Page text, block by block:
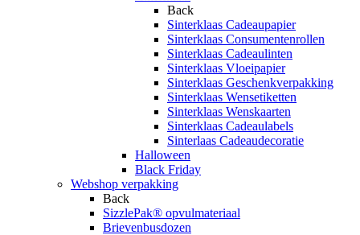
Back
Sinterklaas Cadeaupapier
Sinterklaas Consumentenrollen
Sinterklaas Cadeaulinten
Sinterklaas Vloeipapier
Sinterklaas Geschenkverpakking
Sinterklaas Wensetiketten
Sinterklaas Wenskaarten
Sinterklaas Cadeaulabels
Sinterlaas Cadeaudecoratie
Halloween
Black Friday
Webshop verpakking
Back
SizzlePak® opvulmateriaal
Brievenbusdozen